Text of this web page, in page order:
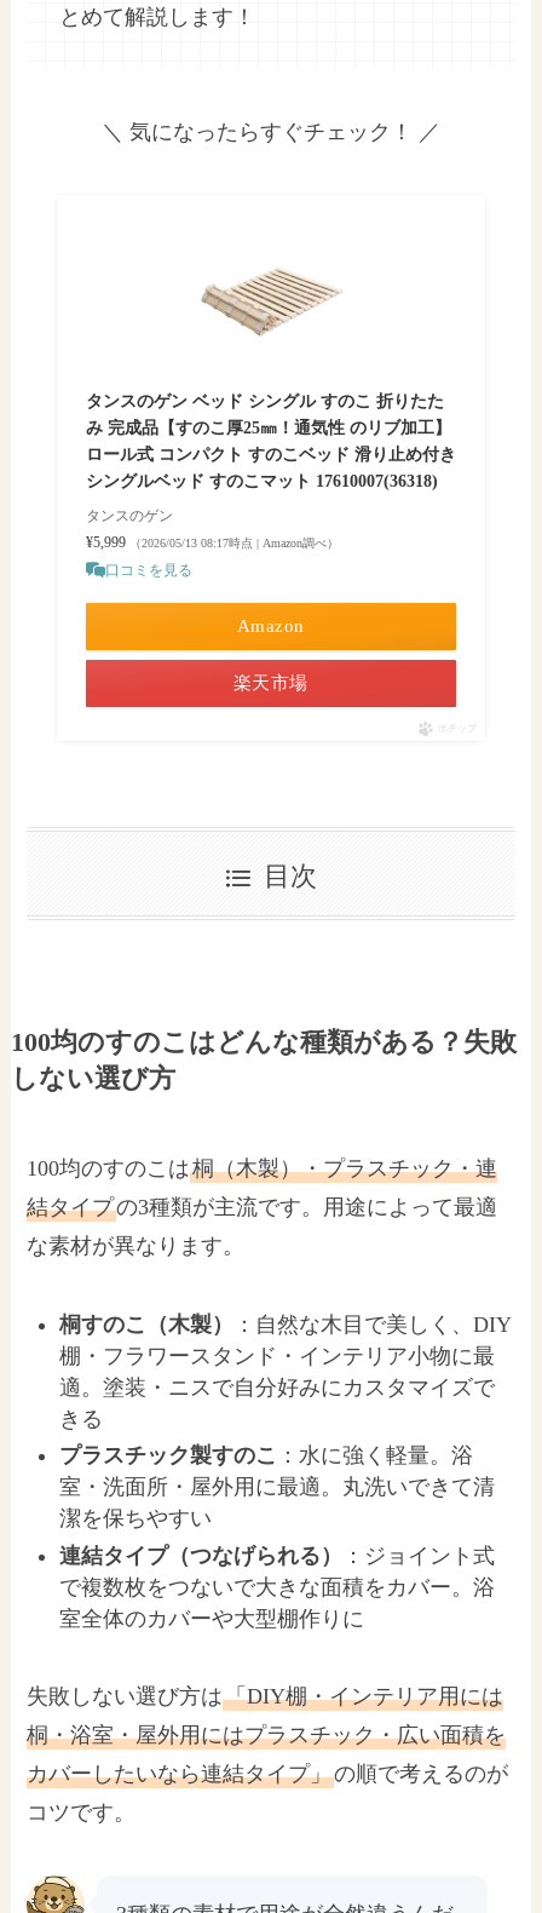
とめて解説します！
＼ 気になったらすぐチェック！ ／
タンスのゲン ベッド シングル すのこ 折りたた
み 完成品【すのこ厚25㎜！通気性 のリブ加工】
ロール式 コンパクト すのこベッド 滑り止め付き
シングルベッド すのこマット 17610007(36318)
タンスのゲン
¥5,999
（2026/05/13 08:17時点 | Amazon調べ）
口コミを見る
Amazon
楽天市場
ポチップ
目次
100均のすのこはどんな種類がある？失敗
しない選び方
100均のすのこは桐（木製）・プラスチック・連
結タイプの3種類が主流です。用途によって最適
な素材が異なります。
桐すのこ（木製）
：自然な木目で美しく、DIY
棚・フラワースタンド・インテリア小物に最
適。塗装・ニスで自分好みにカスタマイズで
きる
プラスチック製すのこ ：水に強く軽量。浴
室・洗面所・屋外用に最適。丸洗いできて清
潔を保ちやすい
連結タイプ（つなげられる）
：ジョイント式
で複数枚をつないで大きな面積をカバー。浴
室全体のカバーや大型棚作りに
失敗しない選び方は「DIY棚・インテリア用には
桐・浴室・屋外用にはプラスチック・広い面積を
カバーしたいなら連結タイプ」の順で考えるのが
コツです。